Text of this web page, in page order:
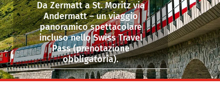
Da Zermatt a St. Moritz via
Andermatt – un viaggio
panoramico spettacolare
incluso nello Swiss Travel
Pass (prenotazione
obbligatoria).